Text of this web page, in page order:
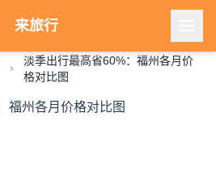
来旅行
淡季出行最高省60%：福州各月价
格对比图